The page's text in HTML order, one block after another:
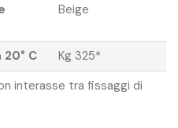
Beige
C
Kg 325*
interasse tra fissaggi di